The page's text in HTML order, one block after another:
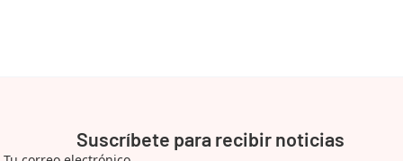
Suscríbete para recibir noticias